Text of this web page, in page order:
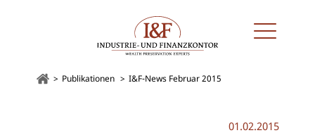
Publikationen I&F-News Februar 2015
01.02.2015